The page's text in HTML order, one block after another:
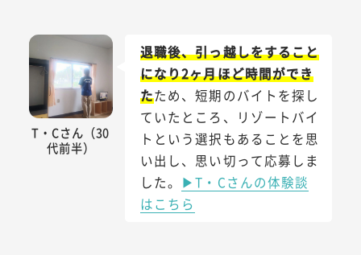
T・Cさん（30
代前半）
退職後、引っ越しをすること
になり2ヶ月ほど時間ができ
たため、短期のバイトを探し
ていたところ、リゾートバイ
トという選択もあることを思
い出し、思い切って応募しま
した。 ▶T・Cさんの体験談
はこちら